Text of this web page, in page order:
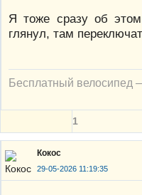
Я тоже сразу об
глянул, там
Бесплатный велосипед
1
Кокос
29-05-2026 11:19:35